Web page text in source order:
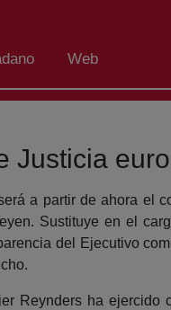
Web
Justicia
a partir de ahora el
Sustituye en el
del Ejecutivo
Reynders ha